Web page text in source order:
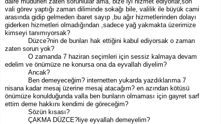
vali görev yaptığı zaman diliminde sokağı bile, valilik ile büyük cami
arasında gidip gelmeden ibaret sayıp ,bu ağır hizmetlerinden dolayı
giderken hizmetleri olmadığından ,sadece yağ yakmakta üzerimize
kimseyi tanımıyorsak?
Düzce?nin de bunları hak ettiğini kabul ediyorsak o zaman
zaten sorun yok?
O zamanda 7 haziran seçimleri için sessiz kalmaya devam
edelim ve önümüze ne konursa ona da eyvallah diyelim?
Ancak?
Ben demeyeceğim? internetten yukarda yazdıklarıma 7
nisana kadar mesaj üzerine mesaj atacağım? en azından kötüsü
önümüze konulduğunda valla ben bunların olmaması için gayret sarf
ettim deme hakkını kendimi de göreceğim?
Sözün kısası?
ÇAKMA DÜZCE?liye eyvallah demeyelim?